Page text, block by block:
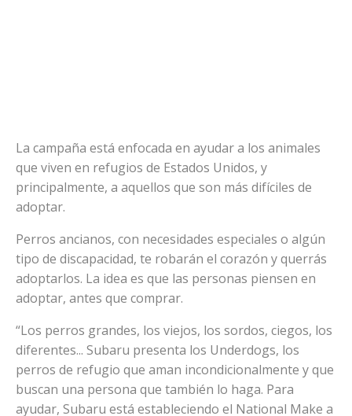
La campaña está enfocada en ayudar a los animales
que viven en refugios de Estados Unidos, y
principalmente, a aquellos que son más difíciles de
adoptar.
Perros ancianos, con necesidades especiales o algún
tipo de discapacidad, te robarán el corazón y querrás
adoptarlos. La idea es que las personas piensen en
adoptar, antes que comprar.
“Los perros grandes, los viejos, los sordos, ciegos, los
diferentes... Subaru presenta los Underdogs, los
perros de refugio que aman incondicionalmente y que
buscan una persona que también lo haga. Para
ayudar, Subaru está estableciendo el National Make a